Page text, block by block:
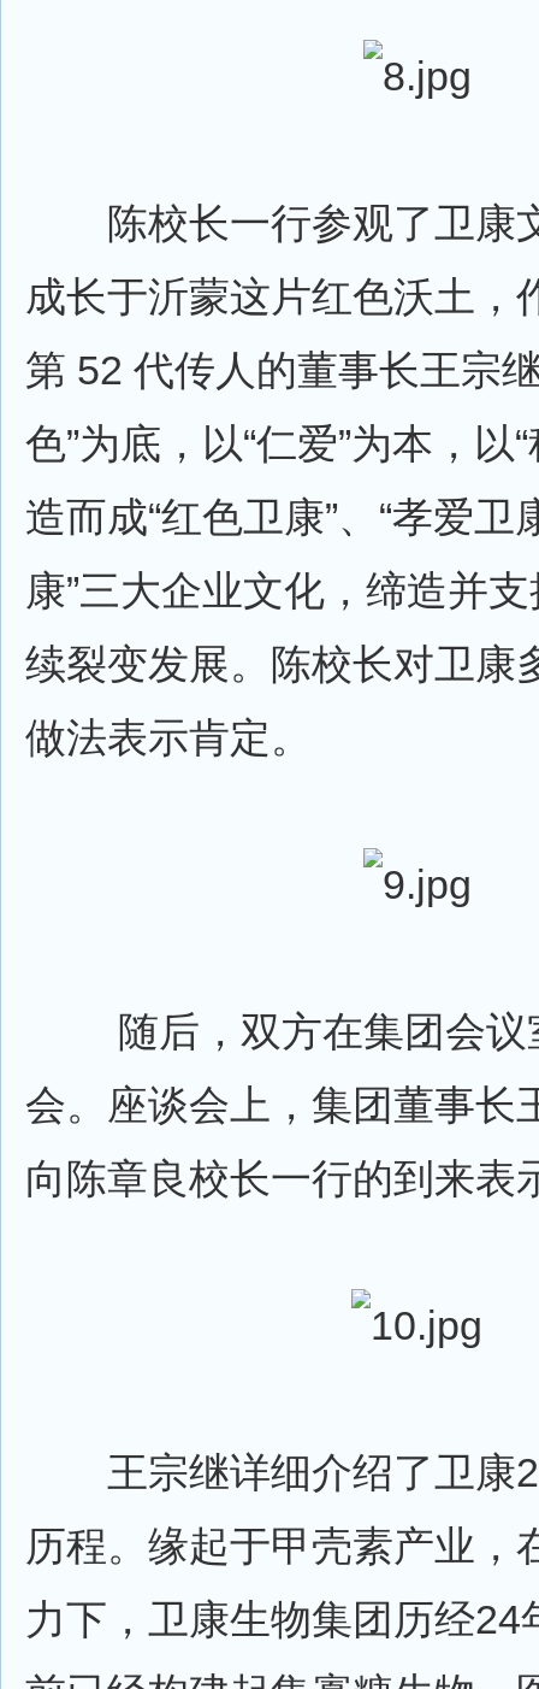
陈校长一行参观了卫康
成长于沂蒙这片红色沃土，
第 52 代传人的董事长王宗
色”为底，以“仁爱”为本，以
造而成“红色卫康”、“孝爱卫
康”三大企业文化，缔造并
续裂变发展。陈校长对卫康
做法表示肯定。
随后，双方在集团会议
会。座谈会上，集团董事长
向陈章良校长一行的到来表
王宗继详细介绍了卫康
历程。缘起于甲壳素产业，
力下，卫康生物集团历经24